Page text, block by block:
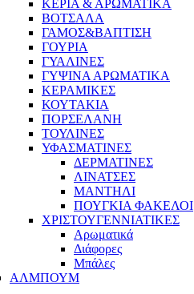
ΚΕΡΙΑ & ΑΡΩΜΑΤΙΚΑ
ΒΟΤΣΑΛΑ
ΓΑΜΟΣ&ΒΑΠΤΙΣΗ
ΓΟΥΡΙΑ
ΓΥΑΛΙΝΕΣ
ΓΥΨΙΝΑ ΑΡΩΜΑΤΙΚΑ
ΚΕΡΑΜΙΚΕΣ
ΚΟΥΤΑΚΙΑ
ΠΟΡΣΕΛΑΝΗ
ΤΟΥΛΙΝΕΣ
ΥΦΑΣΜΑΤΙΝΕΣ
ΔΕΡΜΑΤΙΝΕΣ
ΛΙΝΑΤΣΕΣ
ΜΑΝΤΗΛΙ
ΠΟΥΓΚΙΑ ΦΑΚΕΛΟΙ
ΧΡΙΣΤΟΥΓΕΝΝΙΑΤΙΚΕΣ
Αρωματικά
Διάφορες
Μπάλες
ΑΛΜΠΟΥΜ